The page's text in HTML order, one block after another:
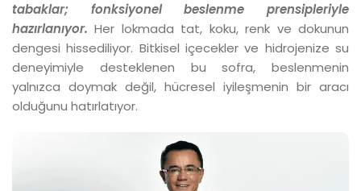
tabaklar; fonksiyonel beslenme prensipleriyle
hazırlanıyor. Her lokmada tat, koku, renk ve dokunun
dengesi hissediliyor. Bitkisel içecekler ve hidrojenize su
deneyimiyle desteklenen bu sofra, beslenmenin
yalnızca doymak değil, hücresel iyileşmenin bir aracı
olduğunu hatırlatıyor.